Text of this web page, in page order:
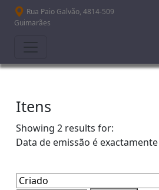
Passar para o conteúdo principal
Rua Paio Galvão, 4814-509
Guimarães
Itens
Showing 2 results for:
Data de emissão é exactamente